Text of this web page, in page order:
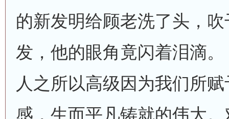
的新发明给顾老洗了头，
发，他的眼角竟闪着泪滴。
人之所以高级因为我们所
感，生而平凡铸就的伟大